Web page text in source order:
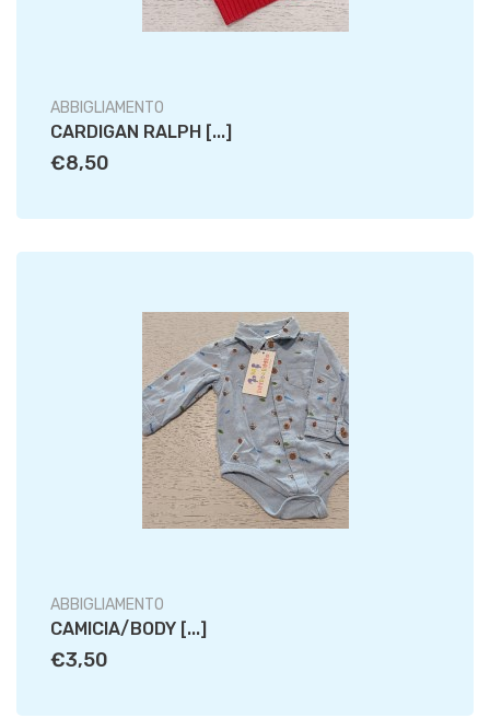
ABBIGLIAMENTO
CARDIGAN RALPH [...]
€8,50
ABBIGLIAMENTO
CAMICIA/BODY [...]
€3,50